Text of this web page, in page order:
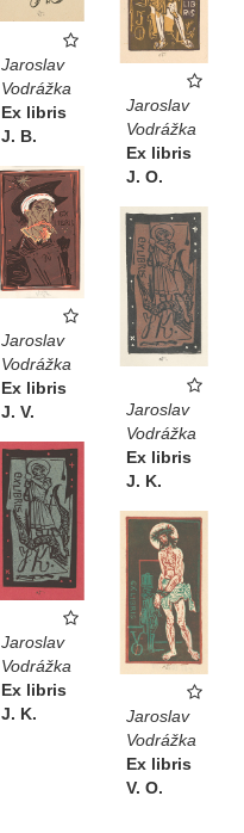
Jaroslav
Vodrážka
Ex libris
J. B.
Jaroslav
Vodrážka
Ex libris
J. O.
Jaroslav
Vodrážka
Ex libris
J. V.
Jaroslav
Vodrážka
Ex libris
J. K.
Jaroslav
Vodrážka
Ex libris
J. K.
Jaroslav
Vodrážka
Ex libris
V. O.